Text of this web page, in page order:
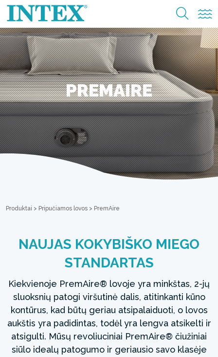
PREMAIRE
Produktai > Pripučiamos lovos > PremAire
NAUJAS KOKYBIŠKO MIEGO
STANDARTAS
Kiekvienoje PremAire® lovoje yra minkštas, 2-jų
sluoksnių patogi viršutinė dalis, atitinkanti kūno
kontūrus, kad būtų geriau atsipalaiduoti, o lovos
aukštis yra padidintas, todėl yra lengva atsikelti ir
atsigulti. Mūsų revoliuciniai PremAire® čiužiniai
siūlo idealų patogumo ir geriausio savo klasėje